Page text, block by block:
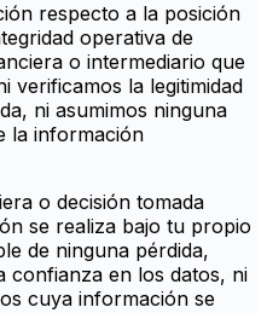
respecto a la posición
operativa de
o intermediario que
verificamos la legitimidad
ni asumimos ninguna
la información
o decisión tomada
se realiza bajo tu propio
de ninguna pérdida,
confianza en los datos, ni
cuya información se